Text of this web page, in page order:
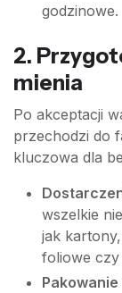
godzinowe.
2.
mienia
Po akceptacji
przechodzi do
kluczowa dla
wszelkie
jak
foliowe czy